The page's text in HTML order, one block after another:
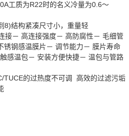
工质为R22时的名义冷量为0.6～
8)结构紧凑尺寸小，重量轻
接－ 高连接强度－ 高防腐性－ 毛细管
钢感温膜片－ 调节能力－ 膜片寿命
感温包－ 安装方便快捷－ 温包与管路
TUCE的过热度不可调 高效的过滤污垢